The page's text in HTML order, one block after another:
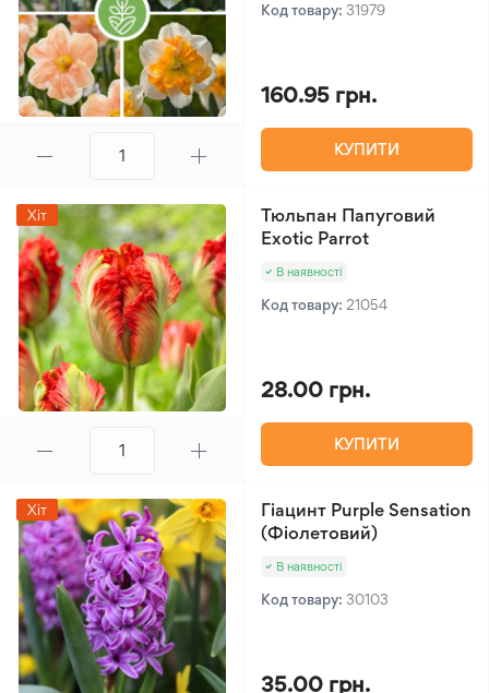
Код товару: 31979
160.95 грн.
КУПИТИ
Хіт
Тюльпан Папуговий
Exotic Parrot
В наявності
Код товару: 21054
28.00 грн.
КУПИТИ
Хіт
Гіацинт Purple Sensation
(Фіолетовий)
В наявності
Код товару: 30103
35.00 грн.